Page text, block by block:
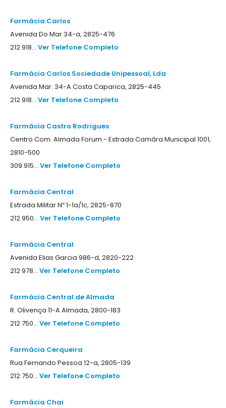
Farmácia Carlos
Avenida Do Mar 34-a, 2825-476
212 918... Ver Telefone Completo
Farmácia Carlos Sociedade Unipessoal, Lda
Avenida Mar. 34-A Costa Caparica, 2825-445
212 918... Ver Telefone Completo
Farmácia Castro Rodrigues
Centro Com. Almada Forum - Estrada Camâra Municipal 1001,
2810-500
309 915... Ver Telefone Completo
Farmácia Central
Estrada Militar Nº 1-1a/1c, 2825-870
212 950... Ver Telefone Completo
Farmácia Central
Avenida Elias Garcia 986-d, 2820-222
212 978... Ver Telefone Completo
Farmácia Central de Almada
R. Olivença 11-A Almada, 2800-183
212 750... Ver Telefone Completo
Farmácia Cerqueira
Rua Fernando Pessoa 12-a, 2805-139
212 750... Ver Telefone Completo
Farmácia Chai